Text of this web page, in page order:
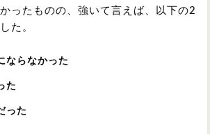
ったものの、強いて言えば、以下の2
た。
ならなかった
た
った